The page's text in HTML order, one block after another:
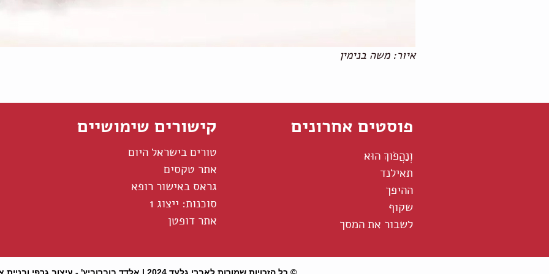
איור: משה בנימין
פוסטים אחרונים
וְנַהֲפֹוךְ הוּא
תאילנד
ההיפך
שקוף
לשבור את המסך
קישורים שימושיים
טורים בישראל היום
אתר טקסים
גראס באישור רופא
סוכנות: ייצוג 1
אתר דופטן